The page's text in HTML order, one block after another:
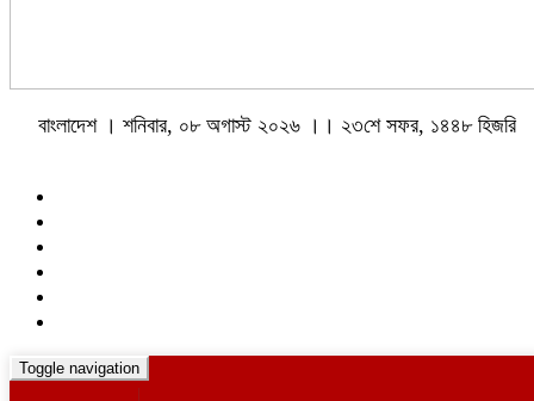
বাংলাদেশ । শনিবার, ০৮ অগাস্ট ২০২৬ ।। ২৩শে সফর, ১৪৪৮ হিজরি
Toggle navigation